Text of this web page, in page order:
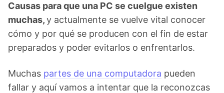
Causas para que una PC se cuelgue existen
muchas,y actualmente se vuelve vital conocer
cómo y por qué se producen con el fin de estar
preparados y poder evitarlos o enfrentarlos.
Muchas partes de una computadora pueden
fallar y aquí vamos a intentar que la reconozcas